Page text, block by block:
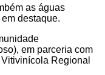
as águas
destaque.
em parceria com
Regional